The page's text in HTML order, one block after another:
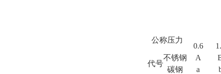
公称压力
0.6
代号
不锈钢 A
碳钢
a